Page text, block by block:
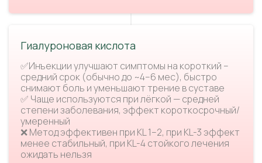
Гиалуроновая кислота
✅Инъекции улучшают симптомы на короткий –
средний срок (обычно до ~4–6 мес), быстро
снимают боль и уменьшают трение в суставе
✅ Чаще используются при лёгкой — средней
степени заболевания, эффект короткосрочный/
умеренный
❌ Метод эффективен при KL 1–2, при KL-3 эффект
менее стабильный, при KL-4 стойкого лечения
ожидать нельзя